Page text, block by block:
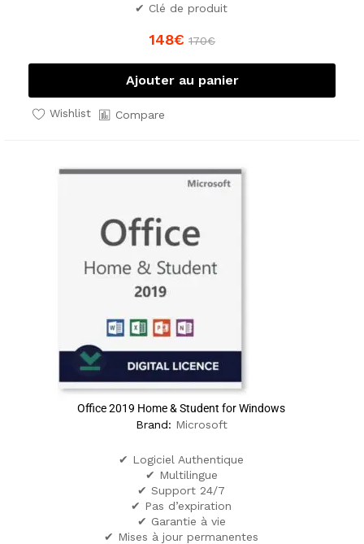
✔ Clé de produit
148€ 170€
Ajouter au panier
Wishlist Compare
Office 2019 Home & Student for Windows
Brand: Microsoft
✔ Logiciel Authentique
✔ Multilingue
✔ Support 24/7
✔ Pas d’expiration
✔ Garantie à vie
✔ Mises à jour permanentes